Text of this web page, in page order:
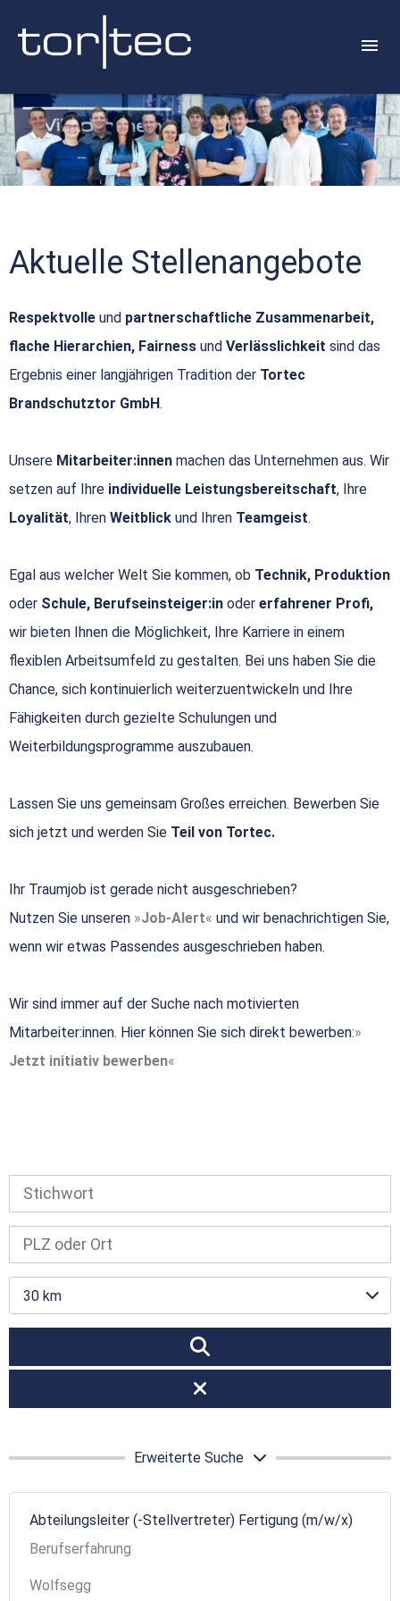
Aktuelle Stellenangebote
Respektvolle und partnerschaftliche Zusammenarbeit,
flache Hierarchien, Fairness und Verlässlichkeit sind das
Ergebnis einer langjährigen Tradition der Tortec
Brandschutztor GmbH.
Unsere Mitarbeiter:innen machen das Unternehmen aus. Wir
setzen auf Ihre individuelle Leistungsbereitschaft, Ihre
Loyalität, Ihren Weitblick und Ihren Teamgeist.
Egal aus welcher Welt Sie kommen, ob Technik, Produktion
oder Schule, Berufseinsteiger:in oder erfahrener Profi,
wir bieten Ihnen die Möglichkeit, Ihre Karriere in einem
flexiblen Arbeitsumfeld zu gestalten. Bei uns haben Sie die
Chance, sich kontinuierlich weiterzuentwickeln und Ihre
Fähigkeiten durch gezielte Schulungen und
Weiterbildungsprogramme auszubauen.
Lassen Sie uns gemeinsam Großes erreichen. Bewerben Sie
sich jetzt und werden Sie Teil von Tortec.
Ihr Traumjob ist gerade nicht ausgeschrieben?
Nutzen Sie unseren
Job-Alert
und wir benachrichtigen Sie,
wenn wir etwas Passendes ausgeschrieben haben.
Wir sind immer auf der Suche nach motivierten
Mitarbeiter:innen. Hier können Sie sich direkt bewerben:
Jetzt initiativ bewerben
30 km
Erweiterte Suche
Abteilungsleiter (-Stellvertreter) Fertigung (m/w/x)
Berufserfahrung
Wolfsegg